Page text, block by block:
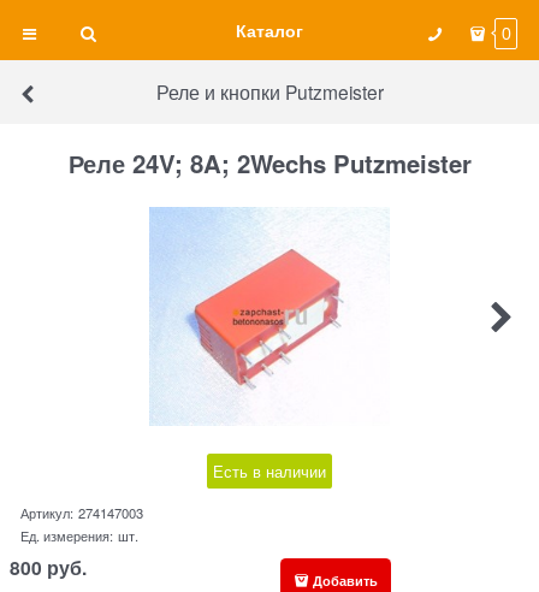
Каталог 0
Реле и кнопки Putzmeister
Реле 24V; 8A; 2Wechs Putzmeister
Есть в наличии
Артикул: 274147003
Ед. измерения: шт.
800 руб. Добавить